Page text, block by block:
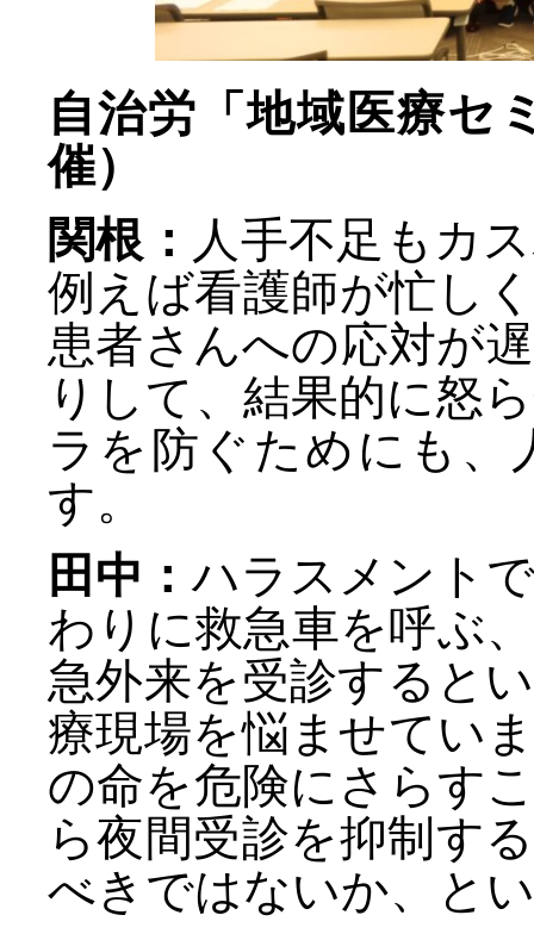
自治労「地域医療セ
催）
関根： 人手不足もカ
例えば看護師が忙し
患者さんへの応対が
りして、結果的に怒
ラを防ぐためにも、
す。
田中：ハラスメント
わりに救急車を呼ぶ
急外来を受診すると
療現場を悩ませてい
の命を危険にさらす
ら夜間受診を抑制す
べきではないか、と